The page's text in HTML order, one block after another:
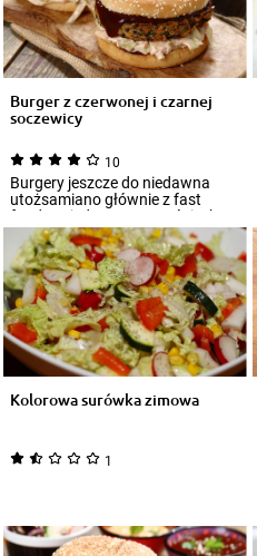
Burger z czerwonej i czarnej
soczewicy
10
Burgery jeszcze do niedawna
utożsamiano głównie z fast
foodem, jedzonym w pośpiechu
w barze szybk...
Kolorowa surówka zimowa
1